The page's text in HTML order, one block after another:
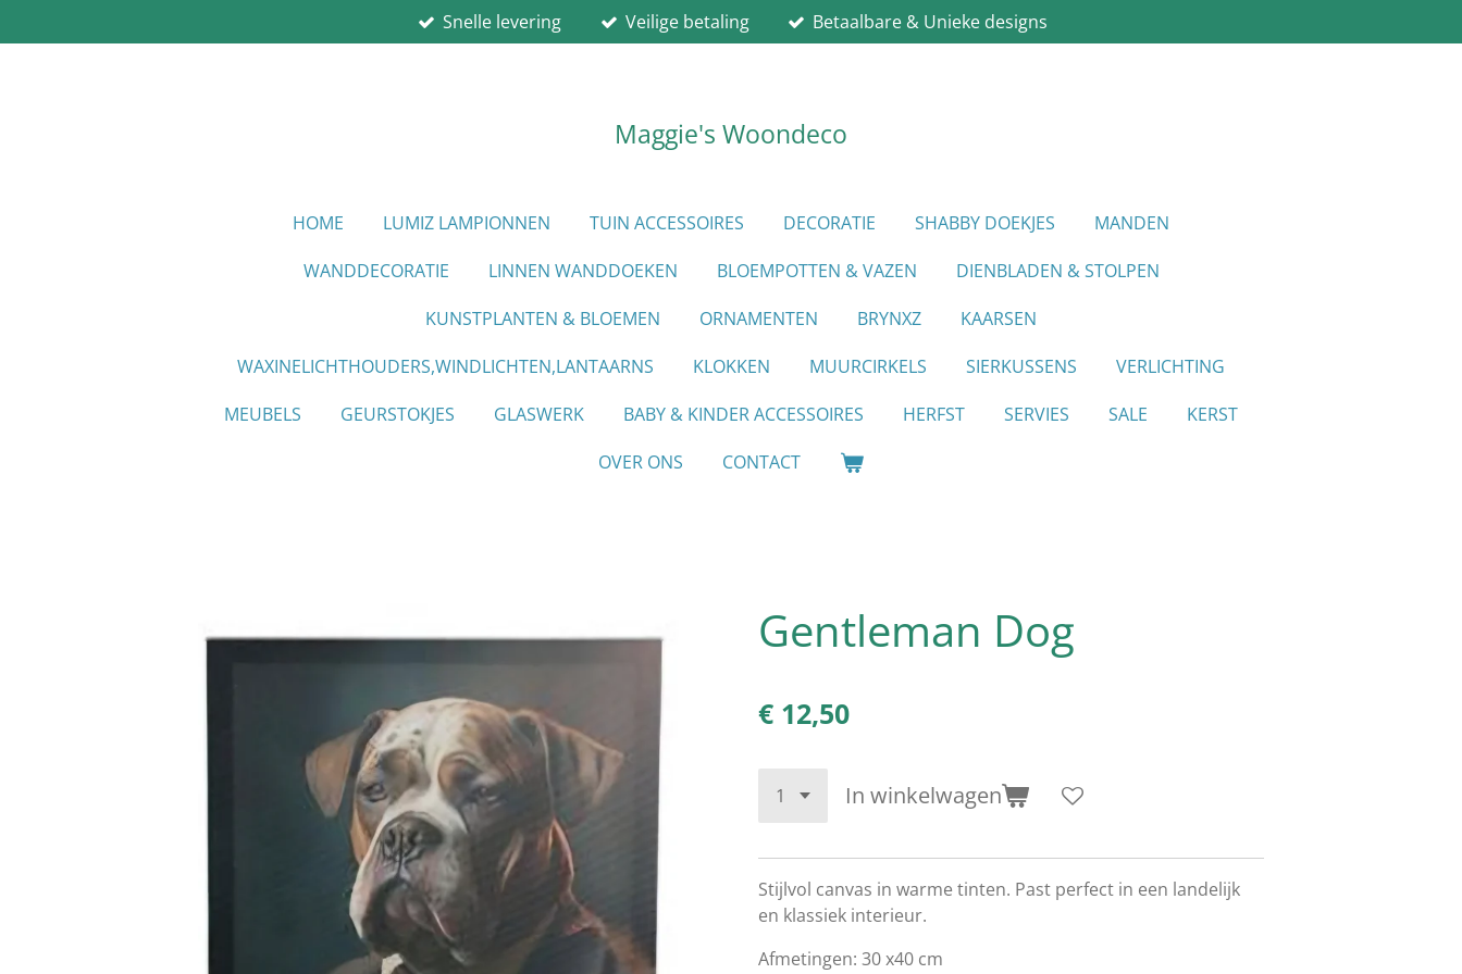
direct
Snelle levering Veilige betaling Betaalbare & Unieke designs
Maggie's Woondeco
HOME LUMIZ LAMPIONNEN TUIN ACCESSOIRES DECORATIE SHABBY DOEKJES
MANDEN
WANDDECORATIE
LINNEN WANDDOEKEN BLOEMPOTTEN & VAZEN
DIENBLADEN & STOLPEN
KUNSTPLANTEN & BLOEMEN
ORNAMENTEN BRYNXZ
KAARSEN
WAXINELICHTHOUDERS,WINDLICHTEN,LANTAARNS
KLOKKEN MUURCIRKELS SIERKUSSENS
VERLICHTING
MEUBELS
GEURSTOKJES GLASWERK BABY & KINDER ACCESSOIRES HERFST SERVIES SALE
KERST
OVER ONS
CONTACT
Gentleman Dog
€ 12,50
In winkelwagen
Stijlvol canvas in warme tinten. Past perfect in een landelijk
en klassiek interieur.
Afmetingen: 30 x40 cm